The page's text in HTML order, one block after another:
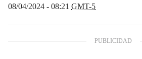
08/04/2024 - 08:21 GMT-5